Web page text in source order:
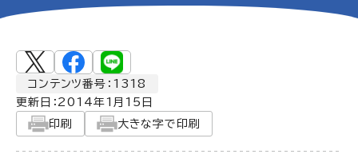
コンテンツ番号：1318
更新日： 2014年1月15日
印刷
大きな字で印刷